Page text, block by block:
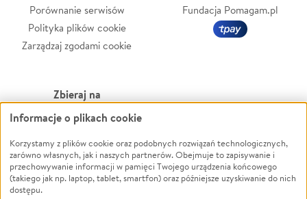
Porównanie serwisów
Polityka plików cookie
Zarządzaj zgodami cookie
Fundacja Pomagam.pl
Zbieraj na
Leczenie
Zwierzęta
Pożar
Ukraina
Powódź
Wichura
NGO
Informacje o plikach cookie
Korzystamy z plików cookie oraz podobnych rozwiązań technologicznych,
zarówno własnych, jak i naszych partnerów. Obejmuje to zapisywanie i
przechowywanie informacji w pamięci Twojego urządzenia końcowego
(takiego jak np. laptop, tablet, smartfon) oraz późniejsze uzyskiwanie do nich
dostępu.